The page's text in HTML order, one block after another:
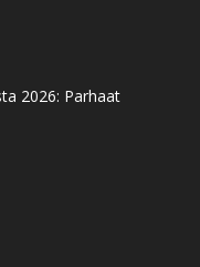
2026: Parhaat